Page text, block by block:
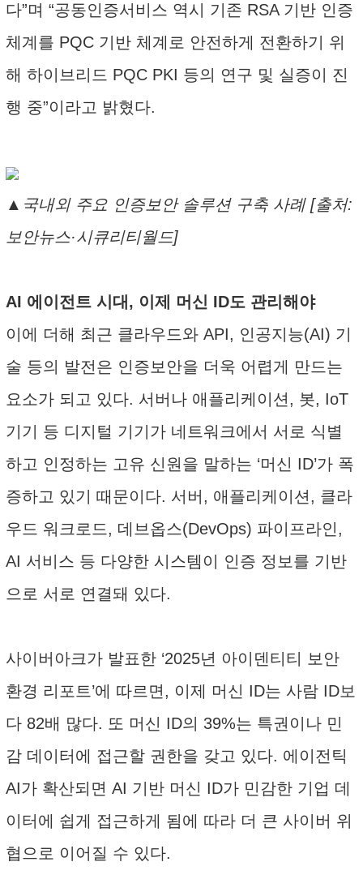
다”며 “공동인증서비스 역시 기존 RSA 기반 인증
체계를 PQC 기반 체계로 안전하게 전환하기 위
해 하이브리드 PQC PKI 등의 연구 및 실증이 진
행 중”이라고 밝혔다.
▲국내외 주요 인증보안 솔루션 구축 사례 [출처:
보안뉴스·시큐리티월드]
AI 에이전트 시대, 이제 머신 ID도 관리해야
이에 더해 최근 클라우드와 API, 인공지능(AI) 기
술 등의 발전은 인증보안을 더욱 어렵게 만드는
요소가 되고 있다. 서버나 애플리케이션, 봇, IoT
기기 등 디지털 기기가 네트워크에서 서로 식별
하고 인정하는 고유 신원을 말하는 ‘머신 ID’가 폭
증하고 있기 때문이다. 서버, 애플리케이션, 클라
우드 워크로드, 데브옵스(DevOps) 파이프라인,
AI 서비스 등 다양한 시스템이 인증 정보를 기반
으로 서로 연결돼 있다.
사이버아크가 발표한 ‘2025년 아이덴티티 보안
환경 리포트’에 따르면, 이제 머신 ID는 사람 ID보
다 82배 많다. 또 머신 ID의 39%는 특권이나 민
감 데이터에 접근할 권한을 갖고 있다. 에이전틱
AI가 확산되면 AI 기반 머신 ID가 민감한 기업 데
이터에 쉽게 접근하게 됨에 따라 더 큰 사이버 위
협으로 이어질 수 있다.